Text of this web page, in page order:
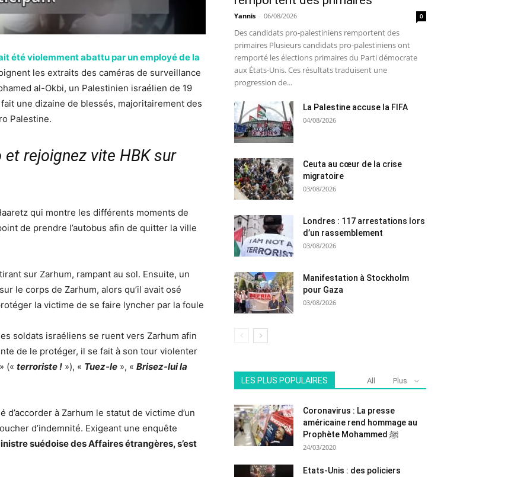
été violemment abattu par un employé de la
les extraits des caméras de surveillance
al-Okbi, un Palestinien israélien de 19
une dizaine de blessés, majoritairement des
Palestine.
rejoignez vite HBK sur
qui montre les différents moments de
de prendre l’autobus afin de quitter la ville
sur Zarhum, rampant au sol. Ensuite, un
le corps de Zarhum, alors qu’il avait osé
la victime de se faire lyncher par la foule
soldats israéliens se ruent vers Zarhum afin
de le protéger, il se fait à son tour violenter
» (« terroriste ! »), « Tuez-le », « Brisez-lui la
à Zarhum le statut de victime d’un
d’indemnité. Exigeant une enquête
suédoise des Affaires étrangères, s’est
Yannis - 06/08/2026 0
Des candidats pro-palestiniens remportent des
primaires Plusieurs candidats pro-palestiniens ont
remporté les élections primaires du Parti démocrate
aux États-Unis. Ces résultats traduisent une
progression de...
La Palestine accuse la FIFA
04/08/2026
Ceuta au cœur de la crise
migratoire
03/08/2026
Londres : 117 arrestations lors
d’un rassemblement
03/08/2026
Manifestation à Stockholm
pour Gaza
03/08/2026
LES PLUS POPULAIRES All Plus
Coronavirus : La presse
américaine rend hommage au
Prophète Mohammed ﷺ
24/03/2020
Etats-Unis : des policiers